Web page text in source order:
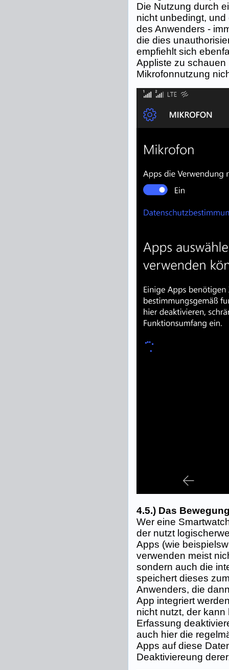
Die Nutzung durch
nicht unbedingt,
des Anwenders -
die dies
empfiehlt sich
Appliste zu
Mikrofonnutzung
4.5.) Das
Wer eine
der nutzt
Apps (wie
verwenden meist
sondern auch die
speichert dieses
Anwenders, die
App integriert
nicht nutzt, der
Erfassung
auch hier die
Apps auf diese
Deaktiviereung